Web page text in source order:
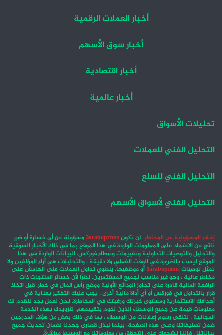
أخبار العملات الرقمية
أخبار سوق الأسهم
أخبار اقتصادية
أخبار عالمية
تحليلات الأسواق
التحليل الفني للعملات
التحليل الفني للسلع
التحليل الفني لأسواق الأسهم
إخلاء المسؤولية عن المخاطر: لن تكون3araboptionsمسؤولة عن أي خسارة أو ضرر
ناتج عن الاعتماد على المعلومات الواردة في هذا الموقع بما في ذلك الأخبار السوقية
والتحليل والتوصيات التداولية وتقييمات وسطاء فوركس. البيانات الواردة في هذا
الموقع ليست بالضرورة في الوقت الفعلي ولا دقيقة ، والتحليلات هي آراء المؤلفين ولا
تمثل توصيات3araboptionsأو موظفيها. ينطوي تداول العملات على الهامش على
مخاطر عالية ، وهو غير مناسب لجميع المستثمرين. نظرًا لأن خسائر المنتجات ذات
الرافعة المالية قادرة على تجاوز الودائع الأولية ووضع رأس المال في خطر. قبل اتخاذ
قرار بالتداول في فوركس أو أي أداة مالية أخرى ، يجب عليك التفكير بعناية في
أهدافك الاستثمارية ومستوى خبرتك ورغبتك في المخاطرة. نحن نعمل بجد لنقدم لك
معلومات قيمة عن جميع الوسطاء الذين نقوم بتقييمهم. لتزويدك بهذه الخدمة
المجانية ، نتلقى رسوم إعلانات من الوسطاء ، بما في ذلك بعض من هؤلاء المدرجين
ضمن تصنيفاتنا وعلى هذه الصفحة. بينما نبذل قصارى جهدنا لضمان تحديث جميع
بياناتنا ، فإننا نشجعك على التحقق من معلوماتنا مع الوسيط مباشرةً.